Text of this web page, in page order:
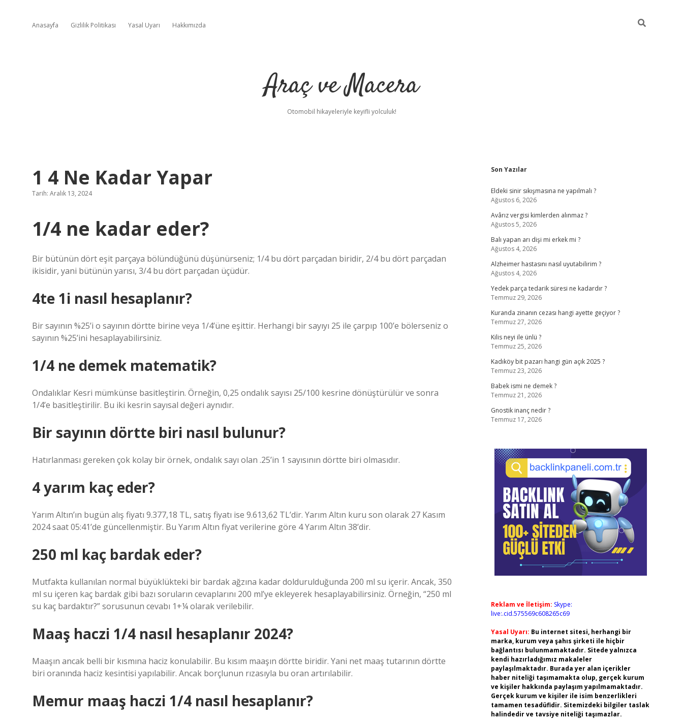
Anasayfa Gizlilik Politikası Yasal Uyarı Hakkımızda
Araç ve Macera
Otomobil hikayeleriyle keyifli yolculuk!
1 4 Ne Kadar Yapar
Tarih: Aralık 13, 2024
1/4 ne kadar eder?
Bir bütünün dört eşit parçaya bölündüğünü düşünürseniz; 1/4 bu dört parçadan biridir, 2/4 bu dört parçadan
ikisidir, yani bütünün yarısı, 3/4 bu dört parçadan üçüdür.
4te 1i nasıl hesaplanır?
Bir sayının %25’i o sayının dörtte birine veya 1/4’üne eşittir. Herhangi bir sayıyı 25 ile çarpıp 100’e bölerseniz o
sayının %25’ini hesaplayabilirsiniz.
1/4 ne demek matematik?
Ondalıklar Kesri mümkünse basitleştirin. Örneğin, 0,25 ondalık sayısı 25/100 kesrine dönüştürülür ve sonra
1/4’e basitleştirilir. Bu iki kesrin sayısal değeri aynıdır.
Bir sayının dörtte biri nasıl bulunur?
Hatırlanması gereken çok kolay bir örnek, ondalık sayı olan .25’in 1 sayısının dörtte biri olmasıdır.
4 yarım kaç eder?
Yarım Altın’ın bugün alış fiyatı 9.377,18 TL, satış fiyatı ise 9.613,62 TL’dir. Yarım Altın kuru son olarak 27 Kasım
2024 saat 05:41’de güncellenmiştir. Bu Yarım Altın fiyat verilerine göre 4 Yarım Altın 38’dir.
250 ml kaç bardak eder?
Mutfakta kullanılan normal büyüklükteki bir bardak ağzına kadar doldurulduğunda 200 ml su içerir. Ancak, 350
ml su içeren kaç bardak gibi bazı soruların cevaplarını 200 ml’ye ekleyerek hesaplayabilirsiniz. Örneğin, “250 ml
su kaç bardaktır?” sorusunun cevabı 1+¼ olarak verilebilir.
Maaş haczi 1/4 nasıl hesaplanır 2024?
Maaşın ancak belli bir kısmına haciz konulabilir. Bu kısım maaşın dörtte biridir. Yani net maaş tutarının dörtte
biri oranında haciz kesintisi yapılabilir. Ancak borçlunun rızasıyla bu oran artırılabilir.
Memur maaş haczi 1/4 nasıl hesaplanır?
Sidebar
Son Yazılar
Eldeki sinir sıkışmasına ne yapılmalı ?
Ağustos 6, 2026
Avârız vergisi kimlerden alınmaz ?
Ağustos 5, 2026
Balı yapan arı dişi mi erkek mi ?
Ağustos 4, 2026
Alzheimer hastasını nasıl uyutabilirim ?
Ağustos 4, 2026
Yedek parça tedarik süresi ne kadardır ?
Temmuz 29, 2026
Kuranda zinanın cezası hangi ayette geçiyor ?
Temmuz 27, 2026
Kilis neyi ile ünlü ?
Temmuz 25, 2026
Kadıköy bit pazarı hangi gün açık 2025 ?
Temmuz 23, 2026
Babek ismi ne demek ?
Temmuz 21, 2026
Gnostik inanç nedir ?
Temmuz 17, 2026
Reklam ve İletişim: Skype:
live:.cid.575569c608265c69
Yasal Uyarı: Bu internet sitesi, herhangi bir
marka, kurum veya şahıs şirketi ile hiçbir
bağlantısı bulunmamaktadır. Sitede yalnızca
kendi hazırladığımız makaleler
paylaşılmaktadır. Burada yer alan içerikler
haber niteliği taşımamakta olup, gerçek kurum
ve kişiler hakkında paylaşım yapılmamaktadır.
Gerçek kurum ve kişiler ile isim benzerlikleri
tamamen tesadüfidir. Sitemizdeki bilgiler taslak
halindedir ve tavsiye niteliği taşımazlar.